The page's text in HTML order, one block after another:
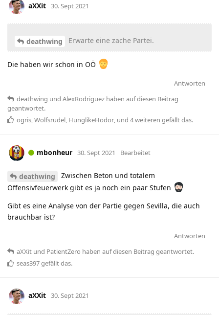
aXXit 30. Sept 2021
deathwing Erwarte eine zache Partei.
Die haben wir schon in OÖ
Antworten
deathwing und AlexRodriguez haben auf diesen Beitrag
geantwortet.
ogris,Wolfsrudel, HunglikeHodor, und 4weiteren gefällt das.
mbonheur 30. Sept 2021 Bearbeitet
deathwing
Zwischen Beton und totalem
Offensivfeuerwerk gibt es ja noch ein paar Stufen
Gibt es eine Analyse von der Partie gegen Sevilla, die auch
brauchbar ist?
Antworten
aXXit und PatientZero haben auf diesen Beitrag geantwortet.
seas397gefällt das.
aXXit 30. Sept 2021